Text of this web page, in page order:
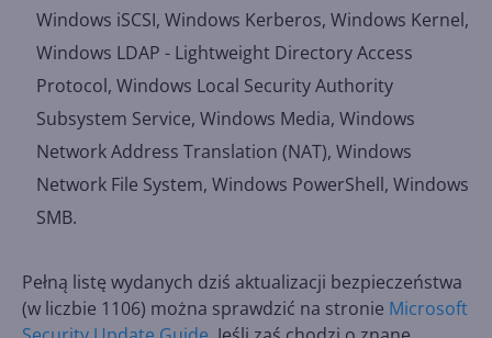
Windows iSCSI, Windows Kerberos, Windows Kernel,
Windows LDAP - Lightweight Directory Access
Protocol, Windows Local Security Authority
Subsystem Service, Windows Media, Windows
Network Address Translation (NAT), Windows
Network File System, Windows PowerShell, Windows
SMB.
Pełną listę wydanych dziś aktualizacji bezpieczeństwa
(w liczbie 1106) można sprawdzić na stronie Microsoft